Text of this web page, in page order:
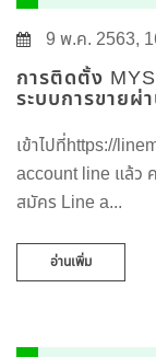
9 พ.ค. 2563,
การติดตั้ง
ระบบการขายผ่
เข้าไปที่https://
account line แล้ว
สมัคร Line a...
อ่านเพิ่ม